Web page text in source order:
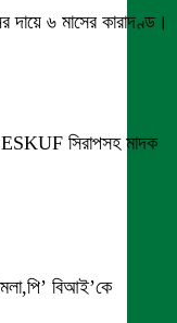
দায়ে ৬ মাসের কারাদণ্ড।
ESKUF সিরাপসহ মাদক
বিআই’কে